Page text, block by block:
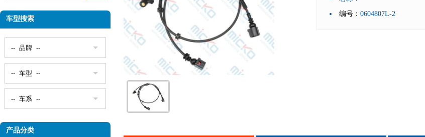
车型搜索
产品分类
编号： 0604807L-2